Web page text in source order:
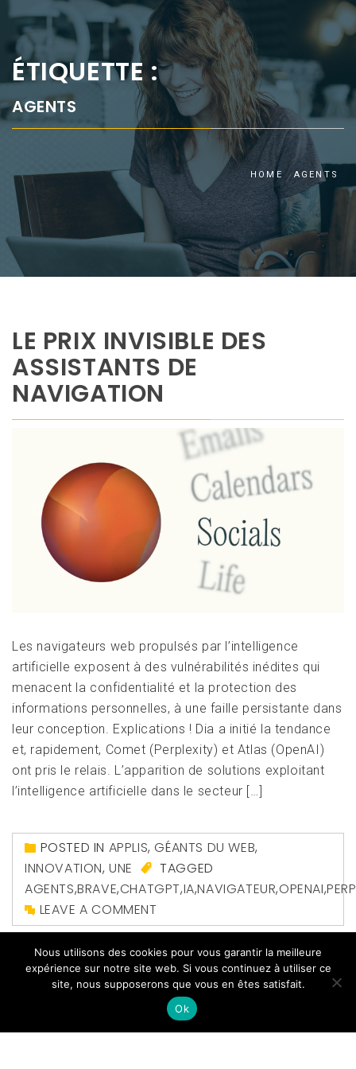
ÉTIQUETTE :
AGENTS
HOME AGENTS
LE PRIX INVISIBLE DES
ASSISTANTS DE
NAVIGATION
Les navigateurs web propulsés par l’intelligence
artificielle exposent à des vulnérabilités inédites qui
menacent la confidentialité et la protection des
informations personnelles, à une faille persistante dans
leur conception. Explications ! Dia a initié la tendance
et, rapidement, Comet (Perplexity) et Atlas (OpenAI)
ont pris le relais. L’apparition de solutions exploitant
l’intelligence artificielle dans le secteur […]
POSTED IN APPLIS,GÉANTS DU WEB,
INNOVATION,UNE
TAGGED
AGENTS,BRAVE,CHATGPT,IA,NAVIGATEUR,OPENAI,
LEAVE A COMMENT
Nous utilisons des cookies pour vous garantir la meilleure
expérience sur notre site web. Si vous continuez à utiliser ce
site, nous supposerons que vous en êtes satisfait.
Ok